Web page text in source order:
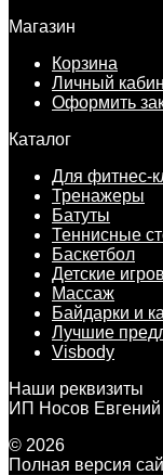
Магазин
Корзина
Личный
Оформить
Каталог
Для фитнес-
Тренажеры
Батуты
Теннисные
Баскетбол
Детские
Массаж
Байдарки и
Лучшие
Visbody
Наши реквизиты
ИП Носов
© 2026
Полная версия